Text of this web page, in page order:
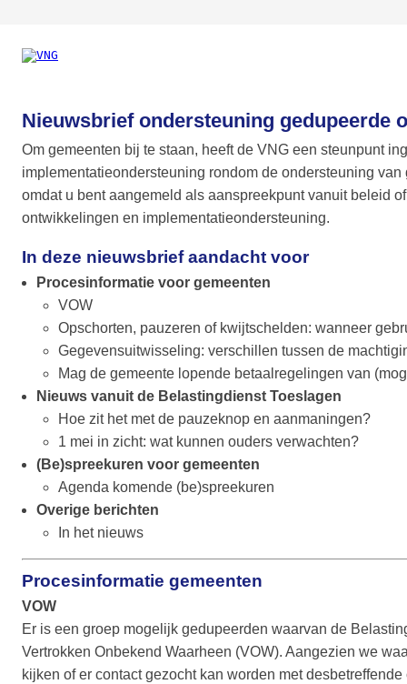
Nieuwsbrief ondersteuning gedupeerde
Om gemeenten bij te staan, heeft de VNG een steunpunt
implementatieondersteuning rondom de ondersteuning
omdat u bent aangemeld als aanspreekpunt vanuit beleid
ontwikkelingen en implementatieondersteuning.
In deze nieuwsbrief aandacht voor
Procesinformatie voor gemeenten
VOW
Opschorten, pauzeren of kwijtschelden: wanneer
Gegevensuitwisseling: verschillen tussen de
Mag de gemeente lopende betaalregelingen van
Nieuws vanuit de Belastingdienst Toeslagen
Hoe zit het met de pauzeknop en aanmaningen?
1 mei in zicht: wat kunnen ouders verwachten?
(Be)spreekuren voor gemeenten
Agenda komende (be)spreekuren
Overige berichten
In het nieuws
Procesinformatie gemeenten
VOW
Er is een groep mogelijk gedupeerden waarvan de
Vertrokken Onbekend Waarheen (VOW). Aangezien we
kijken of er contact gezocht kan worden met